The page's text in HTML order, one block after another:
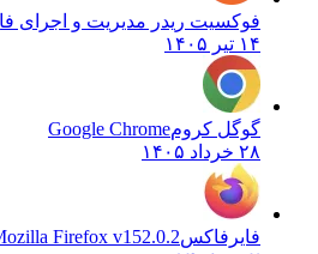
فوکسیت ریدر مدیریت و اجرای فایل PDF
گوگل کروم Google Chrome
فایرفاکس Mozilla Firefox v152.0.2